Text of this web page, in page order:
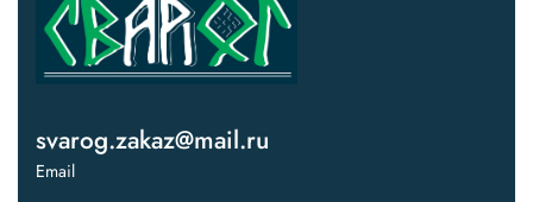
svarog.zakaz@mail.ru
Email